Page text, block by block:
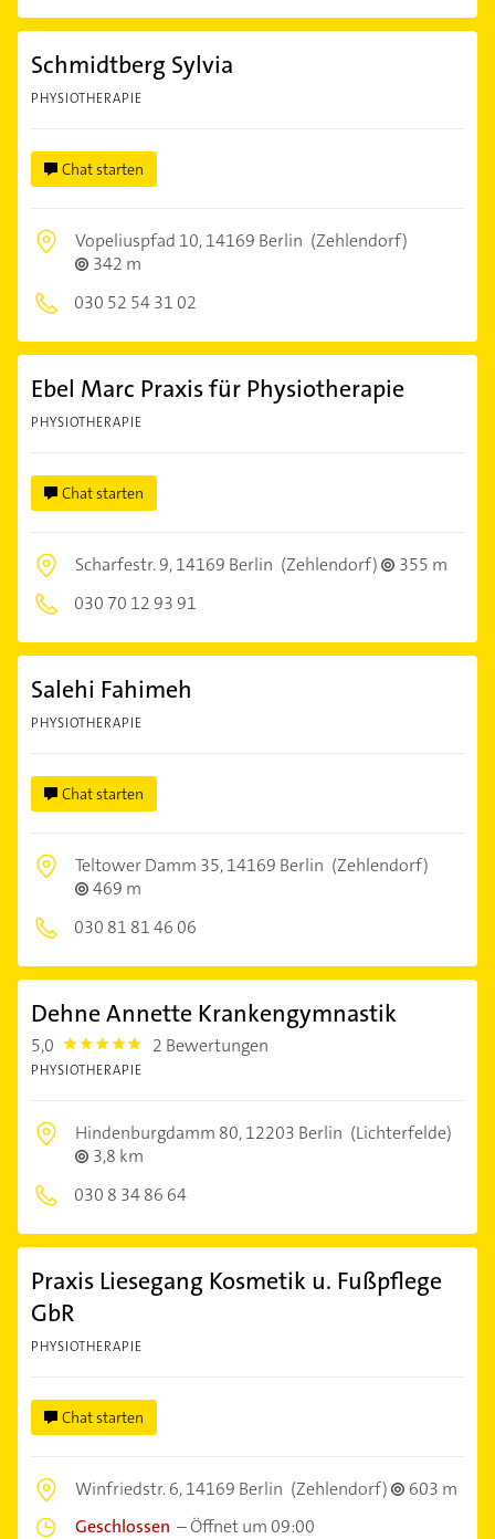
Schmidtberg Sylvia
PHYSIOTHERAPIE
Chat starten
Vopeliuspfad 10,14169 Berlin (Zehlendorf)
342 m
030 52 54 31 02
Ebel Marc Praxis für Physiotherapie
PHYSIOTHERAPIE
Chat starten
Scharfestr. 9,14169 Berlin (Zehlendorf)
355 m
030 70 12 93 91
Salehi Fahimeh
PHYSIOTHERAPIE
Chat starten
Teltower Damm 35,14169 Berlin (Zehlendorf)
469 m
030 81 81 46 06
Dehne Annette Krankengymnastik
5,0 5.0 2 Bewertungen
PHYSIOTHERAPIE
Hindenburgdamm 80,12203 Berlin (Lichterfelde)
3,8 km
030 8 34 86 64
Praxis Liesegang Kosmetik u. Fußpflege
GbR
PHYSIOTHERAPIE
Chat starten
Winfriedstr. 6,14169 Berlin (Zehlendorf)
603 m
Geschlossen –Öffnet um 09:00